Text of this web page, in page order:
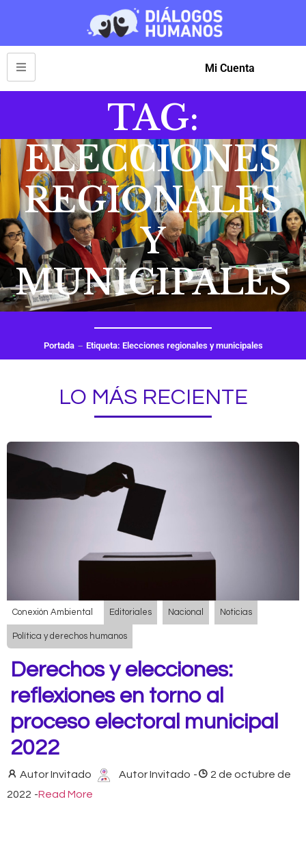
Mi Cuenta
TAG:
ELECCIONES
REGIONALES
Y
MUNICIPALES
Portada Etiqueta: Elecciones regionales y municipales
LO MÁS RECIENTE
Conexión Ambiental Editoriales Nacional Noticias
Política y derechos humanos
Derechos y elecciones:
reflexiones en torno al
proceso electoral municipal
2022
Autor Invitado Autor Invitado -
2 de octubre de
2022 -Read More